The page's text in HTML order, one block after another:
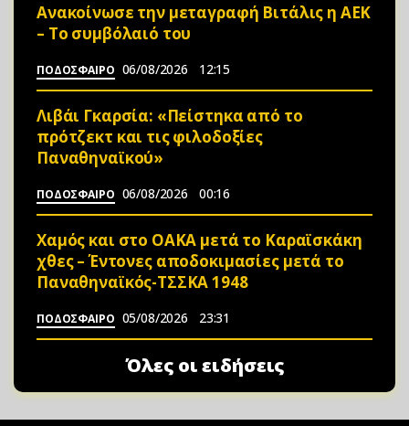
Ανακοίνωσε την μεταγραφή Βιτάλις η ΑΕΚ
– Το συμβόλαιό του
ΠΟΔΟΣΦΑΙΡΟ 06/08/2026 12:15
Λιβάι Γκαρσία: «Πείστηκα από το
πρότζεκτ και τις φιλοδοξίες
Παναθηναϊκού»
ΠΟΔΟΣΦΑΙΡΟ 06/08/2026 00:16
Χαμός και στο ΟΑΚΑ μετά το Καραϊσκάκη
χθες – Έντονες αποδοκιμασίες μετά το
Παναθηναϊκός-ΤΣΣΚΑ 1948
ΠΟΔΟΣΦΑΙΡΟ 05/08/2026 23:31
Όλες οι ειδήσεις